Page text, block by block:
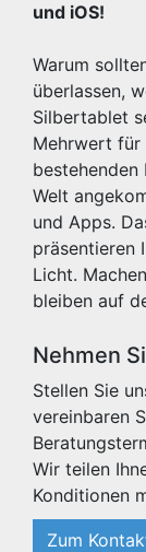
und iOS!
Warum
überlassen,
Silbertablet
Mehrwert für
bestehenden
Welt
und Apps.
präsentieren
Licht.
bleiben auf
Nehmen
Stellen Sie
vereinbaren
Wir teilen
Konditionen
Zum